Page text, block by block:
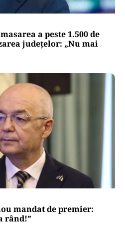
a peste 1.500 de
județelor: „Nu mai
mandat de premier:
rând!”